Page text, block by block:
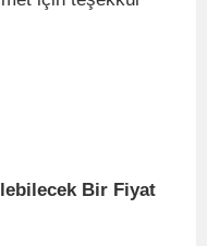
Bir Fiyat